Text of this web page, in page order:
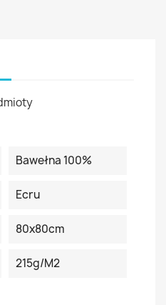
Bawełna 100%
Ecru
80x80cm
215g/m2